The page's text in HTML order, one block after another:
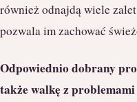
również odnajdą wiele
pozwala im zachować
Odpowiednio dobrany
także walkę z